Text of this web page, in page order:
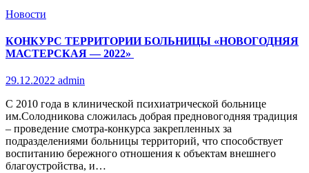
ЗАКУПКИ
X
Новости
КОНКУРС ТЕРРИТОРИИ БОЛЬНИЦЫ «НОВОГОДНЯЯ
МАСТЕРСКАЯ — 2022»
29.12.2022 admin
С 2010 года в клинической психиатрической больнице
им.Солодникова сложилась добрая предновогодняя традиция
– проведение смотра-конкурса закрепленных за
подразделениями больницы территорий, что способствует
воспитанию бережного отношения к объектам внешнего
благоустройства, и…